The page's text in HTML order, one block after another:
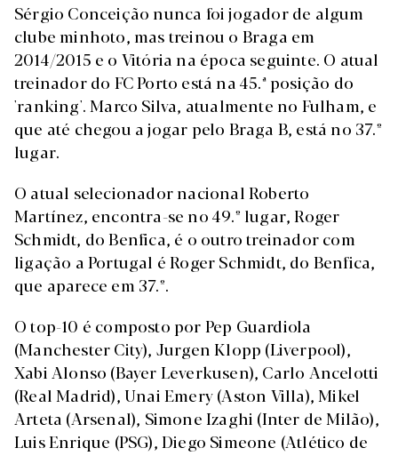
Sérgio Conceição nunca foi jogador de algum
clube minhoto, mas treinou o Braga em
2014/2015 e o Vitória na época seguinte. O atual
treinador do FC Porto está na 45.ª posição do
'ranking'. Marco Silva, atualmente no Fulham, e
que até chegou a jogar pelo Braga B, está no 37.º
lugar.
O atual selecionador nacional Roberto
Martínez, encontra-se no 49.º lugar, Roger
Schmidt, do Benfica, é o outro treinador com
ligação a Portugal é Roger Schmidt, do Benfica,
que aparece em 37.º.
O top-10 é composto por Pep Guardiola
(Manchester City), Jurgen Klopp (Liverpool),
Xabi Alonso (Bayer Leverkusen), Carlo Ancelotti
(Real Madrid), Unai Emery (Aston Villa), Mikel
Arteta (Arsenal), Simone Izaghi (Inter de Milão),
Luis Enrique (PSG), Diego Simeone (Atlético de